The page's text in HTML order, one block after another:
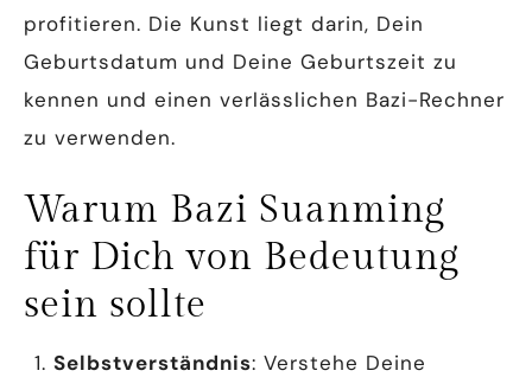
profitieren. Die Kunst liegt darin, Dein
Geburtsdatum und Deine Geburtszeit zu
kennen und einen verlässlichen Bazi-Rechner
zu verwenden.
Warum Bazi Suanming
für Dich von Bedeutung
sein sollte
Selbstverständnis: Verstehe Deine